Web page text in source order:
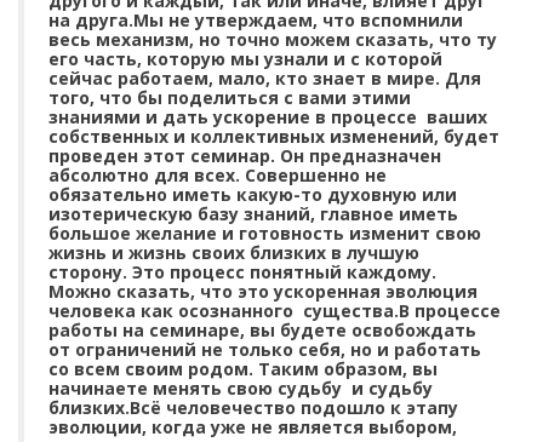
на друга.Мы не утверждаем, что вспомнили
весь механизм, но точно можем сказать, что ту
его часть, которую мы узнали и с которой
сейчас работаем, мало, кто знает в мире. Для
того, что бы поделиться с вами этими
знаниями и дать ускорение в процессе ваших
собственных и коллективных изменений, будет
проведен этот семинар. Он предназначен
абсолютно для всех. Совершенно не
обязательно иметь какую-то духовную или
изотерическую базу знаний, главное иметь
большое желание и готовность изменит свою
жизнь и жизнь своих близких в лучшую
сторону. Это процесс понятный каждому.
Можно сказать, что это ускоренная эволюция
человека как осознанного существа.В процессе
работы на семинаре, вы будете освобождать
от ограничений не только себя, но и работать
со всем своим родом. Таким образом, вы
начинаете менять свою судьбу и судьбу
близких.Всё человечество подошло к этапу
эволюции, когда уже не является выбором,